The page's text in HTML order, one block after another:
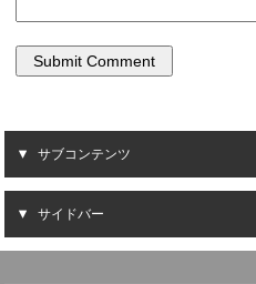
サブコンテンツ
サイドバー